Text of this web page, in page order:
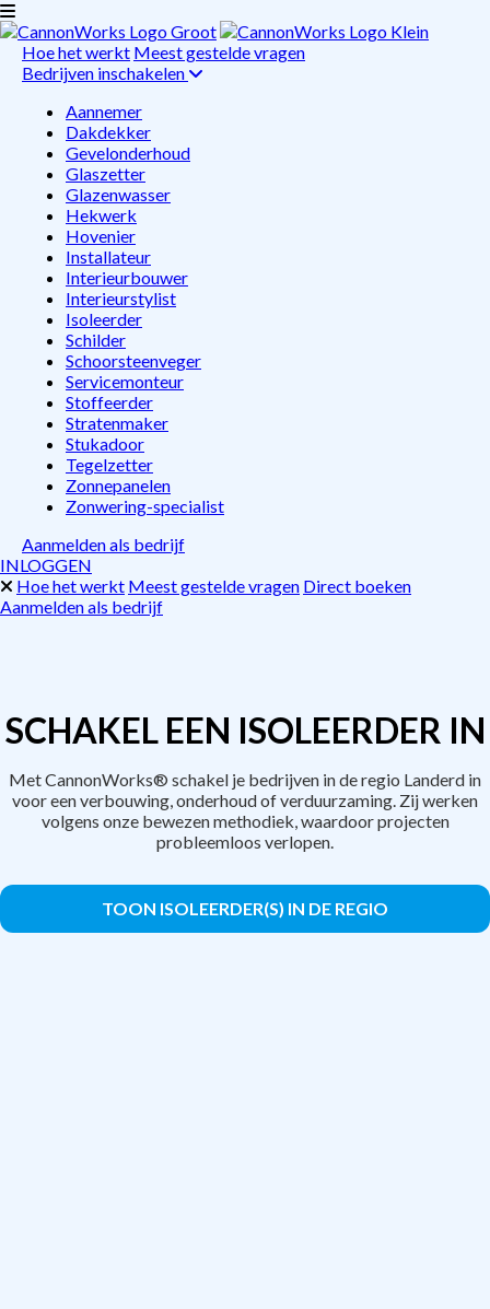
Hoe het werkt Meest gestelde vragen
Bedrijven inschakelen
Aannemer
Dakdekker
Gevelonderhoud
Glaszetter
Glazenwasser
Hekwerk
Hovenier
Installateur
Interieurbouwer
Interieurstylist
Isoleerder
Schilder
Schoorsteenveger
Servicemonteur
Stoffeerder
Stratenmaker
Stukadoor
Tegelzetter
Zonnepanelen
Zonwering-specialist
Aanmelden als bedrijf
INLOGGEN
Hoe het werkt Meest gestelde vragen Direct boeken
Aanmelden als bedrijf
SCHAKEL EEN ISOLEERDER IN
Met CannonWorks® schakel je bedrijven in de regio Landerd in
voor een verbouwing, onderhoud of verduurzaming. Zij werken
volgens onze bewezen methodiek, waardoor projecten
probleemloos verlopen.
TOON ISOLEERDER(S) IN DE REGIO